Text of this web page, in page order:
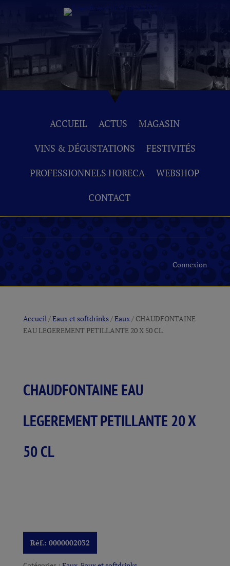
ACCUEIL ACTUS
MAGASIN
VINS & DÉGUSTATIONS
FESTIVITÉS
PROFESSIONNELS HORECA
WEBSHOP
CONTACT
Connexion
Accueil/Eaux et softdrinks/Eaux/ CHAUDFONTAINE
EAU LEGEREMENT PETILLANTE 20 X 50 CL
CHAUDFONTAINE EAU
LEGEREMENT PETILLANTE 20 X
50 CL
Réf.: 0000002032